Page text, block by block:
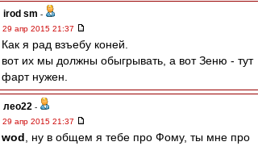
irod sm -
29 апр 2015 21:37
Как я рад взъебу коней.
вот их мы должны обыгрывать, а вот Зеню - тут
фарт нужен.
лео22 -
29 апр 2015 21:37
wod , ну в общем я тебе про Фому, ты мне про